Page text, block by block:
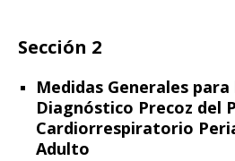
Sección 2
Medidas Generales
Diagnóstico Precoz del
Cardiorrespiratorio
Adulto